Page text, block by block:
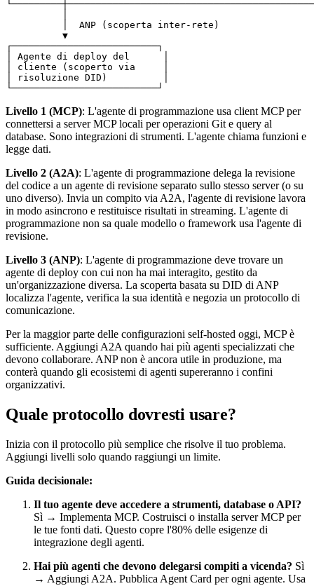
ANP
(scoperta inter-rete)
          ▼
┌──────────────────────────┐
│ Agente di deploy del      │
cliente
(scoperto via     │
│ risoluzione DID)
Livello 1 (MCP): L'agente di programmazione usa client MCP per
connettersi a server MCP locali per operazioni Git e query al
database. Sono integrazioni di strumenti. L'agente chiama funzioni e
legge dati.
Livello 2 (A2A): L'agente di programmazione delega la revisione
del codice a un agente di revisione separato sullo stesso server (o su
uno diverso). Invia un compito via A2A, l'agente di revisione lavora
in modo asincrono e restituisce risultati in streaming. L'agente di
programmazione non sa quale modello o framework usa l'agente di
revisione.
Livello 3 (ANP): L'agente di programmazione deve trovare un
agente di deploy con cui non ha mai interagito, gestito da
un'organizzazione diversa. La scoperta basata su DID di ANP
localizza l'agente, verifica la sua identità e negozia un protocollo di
comunicazione.
Per la maggior parte delle configurazioni self-hosted oggi, MCP è
sufficiente. Aggiungi A2A quando hai più agenti specializzati che
devono collaborare. ANP non è ancora utile in produzione, ma
conterà quando gli ecosistemi di agenti supereranno i confini
organizzativi.
Quale protocollo dovresti usare?
Inizia con il protocollo più semplice che risolve il tuo problema.
Aggiungi livelli solo quando raggiungi un limite.
Guida decisionale:
Il tuo agente deve accedere a strumenti, database o API?
Sì → Implementa MCP. Costruisci o installa server MCP per
le tue fonti dati. Questo copre l'80% delle esigenze di
integrazione degli agenti.
Hai più agenti che devono delegarsi compiti a vicenda? Sì
→ Aggiungi A2A. Pubblica Agent Card per ogni agente. Usa